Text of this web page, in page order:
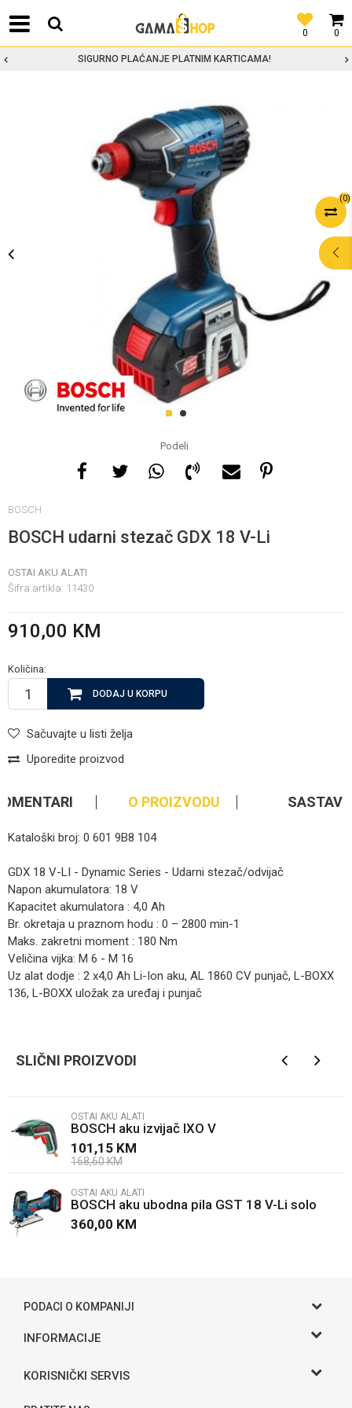
0
0
SIGURNO PLAĆANJE PLATNIM KARTICAMA!
(0)
1 2
Podeli
BOSCH
BOSCH udarni stezač GDX 18 V-Li
OSTAI AKU ALATI
Šifra artikla: 11430
910,00 KM
Količina:
DODAJ U KORPU
Sačuvajte u listi želja
Uporedite proizvod
POMOĆ PRI
KUPOVINI
Za više informacija, pomoć
i porudžbine
nedelje
O PROIZVODU SASTAV
Kataloški broj: 0 601 9B8 104
GDX 18 V-LI - Dynamic Series - Udarni stezač/odvijač
Napon akumulatora: 18 V
Kapacitet akumulatora : 4,0 Ah
Br. okretaja u praznom hodu : 0 – 2800 min-1
Maks. zakretni moment : 180 Nm
Veličina vijka: M 6 - M 16
Uz alat dodje : 2 x4,0 Ah Li-Ion aku, AL 1860 CV punjač, L-BOXX
136, L-BOXX uložak za uređaj i punjač
Poruka
SLIČNI PROIZVODI
OSTAI AKU ALATI
BOSCH aku izvijač IXO V
101,15 KM
168,60KM
OSTAI AKU ALATI
BOSCH aku ubodna pila GST 18 V-Li solo
360,00 KM
PODACI O KOMPANIJI
Gama S doo
Adresa
INFORMACIJE
O nama
KORISNIČKI SERVIS